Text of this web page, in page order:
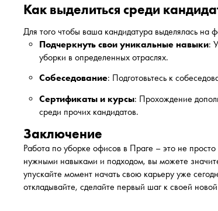
Как выделиться среди
Для того чтобы ваша кандидатура выделялась на
Подчеркнуть свои уникальные навыки:
уборки в определенных отраслях.
Собеседование: Подготовьтесь к
Сертификаты и курсы: Прохождение
среди прочих кандидатов.
Заключение
Работа по уборке офисов в Праге – это не
нужными навыками и подходом, вы можете
упускайте момент начать свою карьеру уже
откладывайте, сделайте первый шаг к своей